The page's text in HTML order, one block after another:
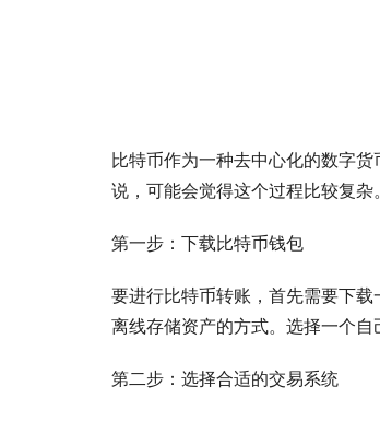
比特币作为一种去中心化的数字
说，可能会觉得这个过程比较复杂
第一步：下载比特币钱包
要进行比特币转账，首先需要下
离线存储资产的方式。选择一个自
第二步：选择合适的交易系统